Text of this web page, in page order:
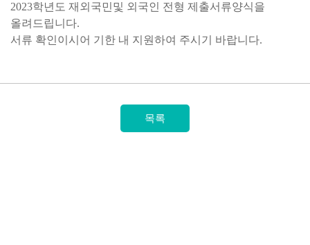
2023학년도 재외국민및 외국인 전형 제출서류양식을
올려드립니다.
서류 확인이시어 기한 내 지원하여 주시기 바랍니다.